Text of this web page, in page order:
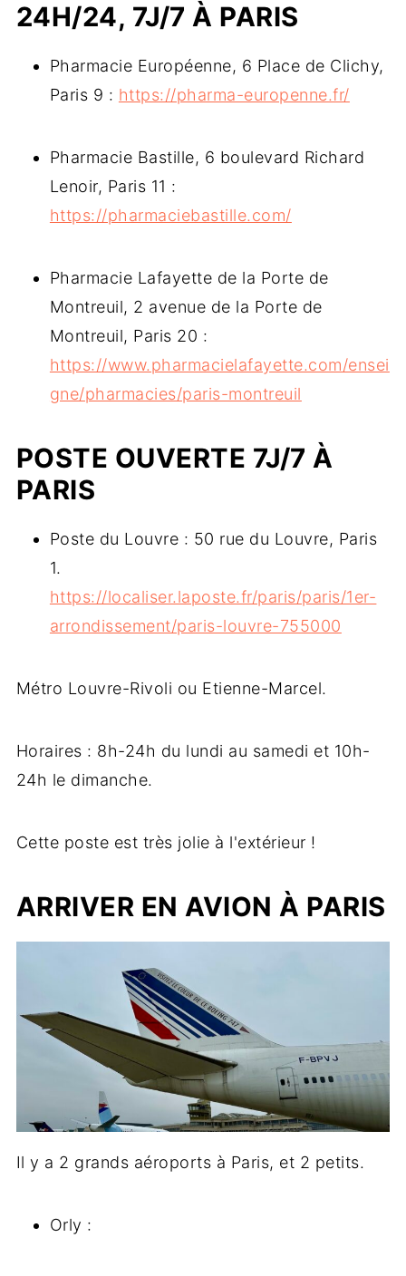
d'été, heure d'hiver
Sortir à Paris : réduction de prix au
24H/24, 7J/7 À PARIS
Pharmacie Européenne, 6 Place de Clichy,
Paris 9 : https://pharma-europenne.fr/
Pharmacie Bastille, 6 boulevard Richard
Lenoir, Paris 11 :
https://pharmaciebastille.com/
Pharmacie Lafayette de la Porte de
Montreuil, 2 avenue de la Porte de
Montreuil, Paris 20 :
https://www.pharmacielafayette.com/ensei
gne/pharmacies/paris-montreuil
POSTE OUVERTE 7J/7 À
PARIS
Poste du Louvre : 50 rue du Louvre, Paris
1.
https://localiser.laposte.fr/paris/paris/1er-
arrondissement/paris-louvre-755000
Métro Louvre-Rivoli ou Etienne-Marcel.
Horaires : 8h-24h du lundi au samedi et 10h-
24h le dimanche.
Cette poste est très jolie à l'extérieur !
ARRIVER EN AVION À PARIS
Il y a 2 grands aéroports à Paris, et 2 petits.
Orly :